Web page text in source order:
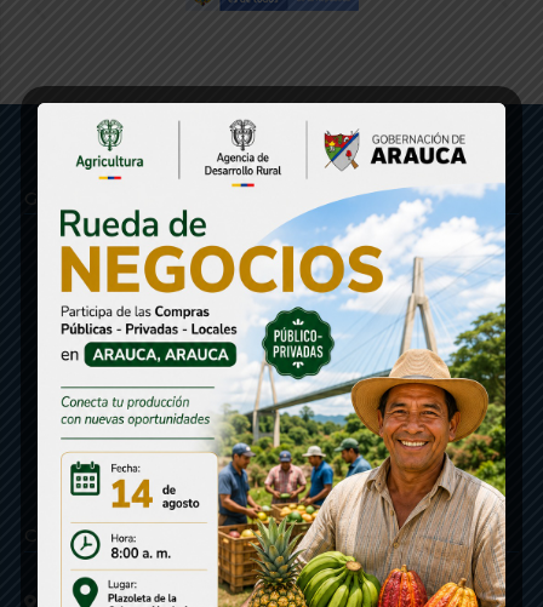
Gobernación de Arauca
Contáctenos
Calle 20 - Carrera 21 Esquina